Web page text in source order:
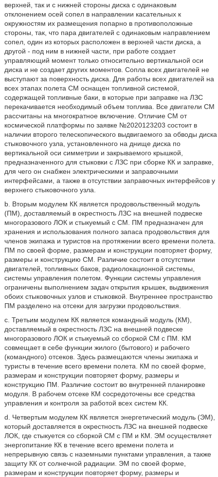
верхней, так и с нижней стороны диска с одинаковым
отклонением осей сопел в направлении касательных к
окружностям их размещения попарно в противоположные
стороны, так, что пара двигателей с одинаковым направлением
сопел, один из которых расположен в верхней части диска, а
другой - под ним в нижней части, при работе создает
управляющий момент только относительно вертикальной оси
диска и не создает других моментов. Сопла всех двигателей не
выступают за поверхность диска. Для работы всех двигателей на
всех этапах полета СМ оснащен топливной системой,
содержащей топливные баки, в которые при заправке на ЛЗС
перекачивается необходимый объем топлива. Все двигатели СМ
рассчитаны на многократное включение. Отличие СМ от
космической платформы по заявке №2020123203 состоит в
наличии второго телескопического выдвигаемого за обводы диска
стыковочного узла, установленного на днище диска по
вертикальной оси симметрии и закрываемого крышкой,
предназначенного для стыковки с ЛЗС при сборке КК и заправке,
для чего он снабжен электрическими и заправочными
интерфейсами, а также в отсутствии заправочных интерфейсов у
верхнего стыковочного узла.
b. Вторым модулем КК является продовольственный модуль
(ПМ), доставляемый в окрестность ЛЗС на внешней подвеске
многоразового ЛОК и стыкуемый с СМ. ПМ предназначен для
хранения и использования полного запаса продовольствия для
членов экипажа и туристов на протяжении всего времени полета.
ПМ по своей форме, размерам и конструкции повторяет форму,
размеры и конструкцию СМ. Различие состоит в отсутствии
двигателей, топливных баков, радиолокационной системы,
системы управления полетом. Функции системы управления
ограничены выполнением задач открытия крышек, выдвижения
обоих стыковочных узлов и стыковкой. Внутреннее пространство
ПМ разделено на отсеки для загрузки продовольствия.
c. Третьим модулем КК является командный модуль (КМ),
доставляемый в окрестность ЛЗС на внешней подвеске
многоразового ЛОК и стыкуемый со сборкой СМ с ПМ. КМ
совмещает в себе функции жилого (бытового) и рабочего
(командного) отсеков. Здесь размещаются члены экипажа и
туристы в течение всего времени полета. КМ по своей форме,
размерам и конструкции повторяет форму, размеры и
конструкцию ПМ. Различие состоит во внутренней планировке
модуля. В рабочем отсеке КМ сосредоточены все средства
управления и контроля за работой всех систем КК.
d. Четвертым модулем КК является энергетический модуль (ЭМ),
который доставляется в окрестность ЛЗС на внешней подвеске
ЛОК, где стыкуется со сборкой СМ с ПМ и КМ. ЭМ осуществляет
энергопитание КК в течение всего времени полета и
непрерывную связь с наземными пунктами управления, а также
защиту КК от солнечной радиации. ЭМ по своей форме,
размерам и конструкции повторяет форму, размеры и